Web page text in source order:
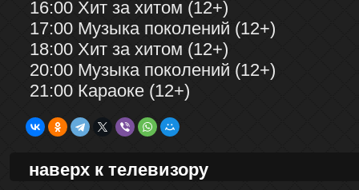
16:00 Хит за хитом (12+)
17:00 Музыка поколений (12+)
18:00 Хит за хитом (12+)
20:00 Музыка поколений (12+)
21:00 Караоке (12+)
наверх к телевизору